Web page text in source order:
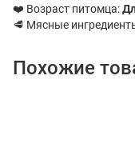
❤️ Возраст питомца:
🥩 Мясные
Похожие